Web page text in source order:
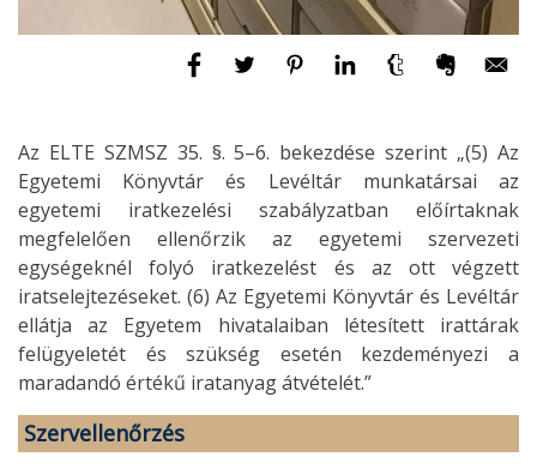
Az ELTE SZMSZ 35. §. 5–6. bekezdése szerint „(5) Az
Egyetemi Könyvtár és Levéltár munkatársai az
egyetemi iratkezelési szabályzatban előírtaknak
megfelelően ellenőrzik az egyetemi szervezeti
egységeknél folyó iratkezelést és az ott végzett
iratselejtezéseket. (6) Az Egyetemi Könyvtár és Levéltár
ellátja az Egyetem hivatalaiban létesített irattárak
felügyeletét és szükség esetén kezdeményezi a
maradandó értékű iratanyag átvételét.”
Szervellenőrzés